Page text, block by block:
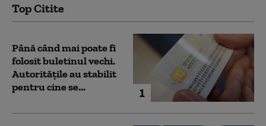
Top Citite
1
Până când mai poate fi
folosit buletinul vechi.
Autoritățile au stabilit
pentru cine se...